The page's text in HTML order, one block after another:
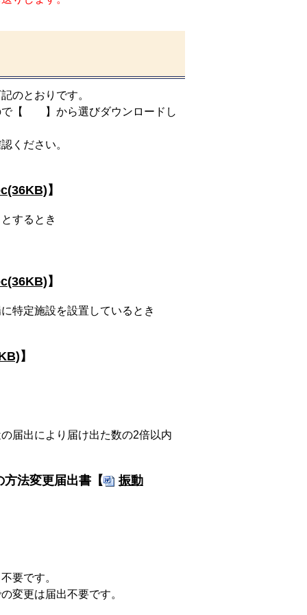
のとおりです。
で【 】から選びダウンロードし
ください。
】
するとき
】
特定施設を設置しているとき
】
届出により届け出た数の2倍以内
法変更届出書【
振動
要です。
変更は届出不要です。